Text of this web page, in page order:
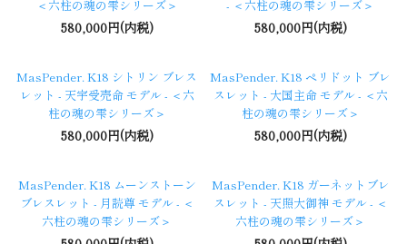
＜六柱の魂の雫シリーズ＞
580,000円(内税)
- ＜六柱の魂の雫シリーズ＞
580,000円(内税)
MasPender. K18 シトリン ブレス
レット - 天宇受売命 モデル - ＜六
柱の魂の雫シリーズ＞
580,000円(内税)
MasPender. K18 ペリドット ブレ
スレット - 大国主命 モデル - ＜六
柱の魂の雫シリーズ＞
580,000円(内税)
MasPender. K18 ムーンストーン
ブレスレット - 月読尊 モデル - ＜
六柱の魂の雫シリーズ＞
MasPender. K18 ガーネットブレ
スレット - 天照大御神 モデル - ＜
六柱の魂の雫シリーズ＞